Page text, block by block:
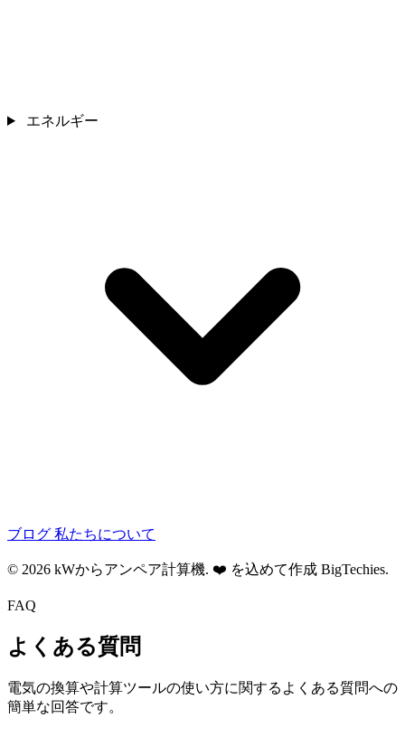
エネルギー
ブログ 私たちについて
© 2026 kWからアンペア計算機. ❤️ を込めて作成 BigTechies.
FAQ
よくある質問
電気の換算や計算ツールの使い方に関するよくある質問への
簡単な回答です。